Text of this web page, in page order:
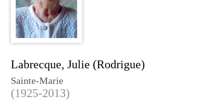
Labrecque, Julie (Rodrigue)
Sainte-Marie
(1925-2013)